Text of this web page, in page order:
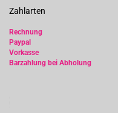
Zahlarten
Rechnung
Paypal
Vorkasse
Barzahlung bei Abholung